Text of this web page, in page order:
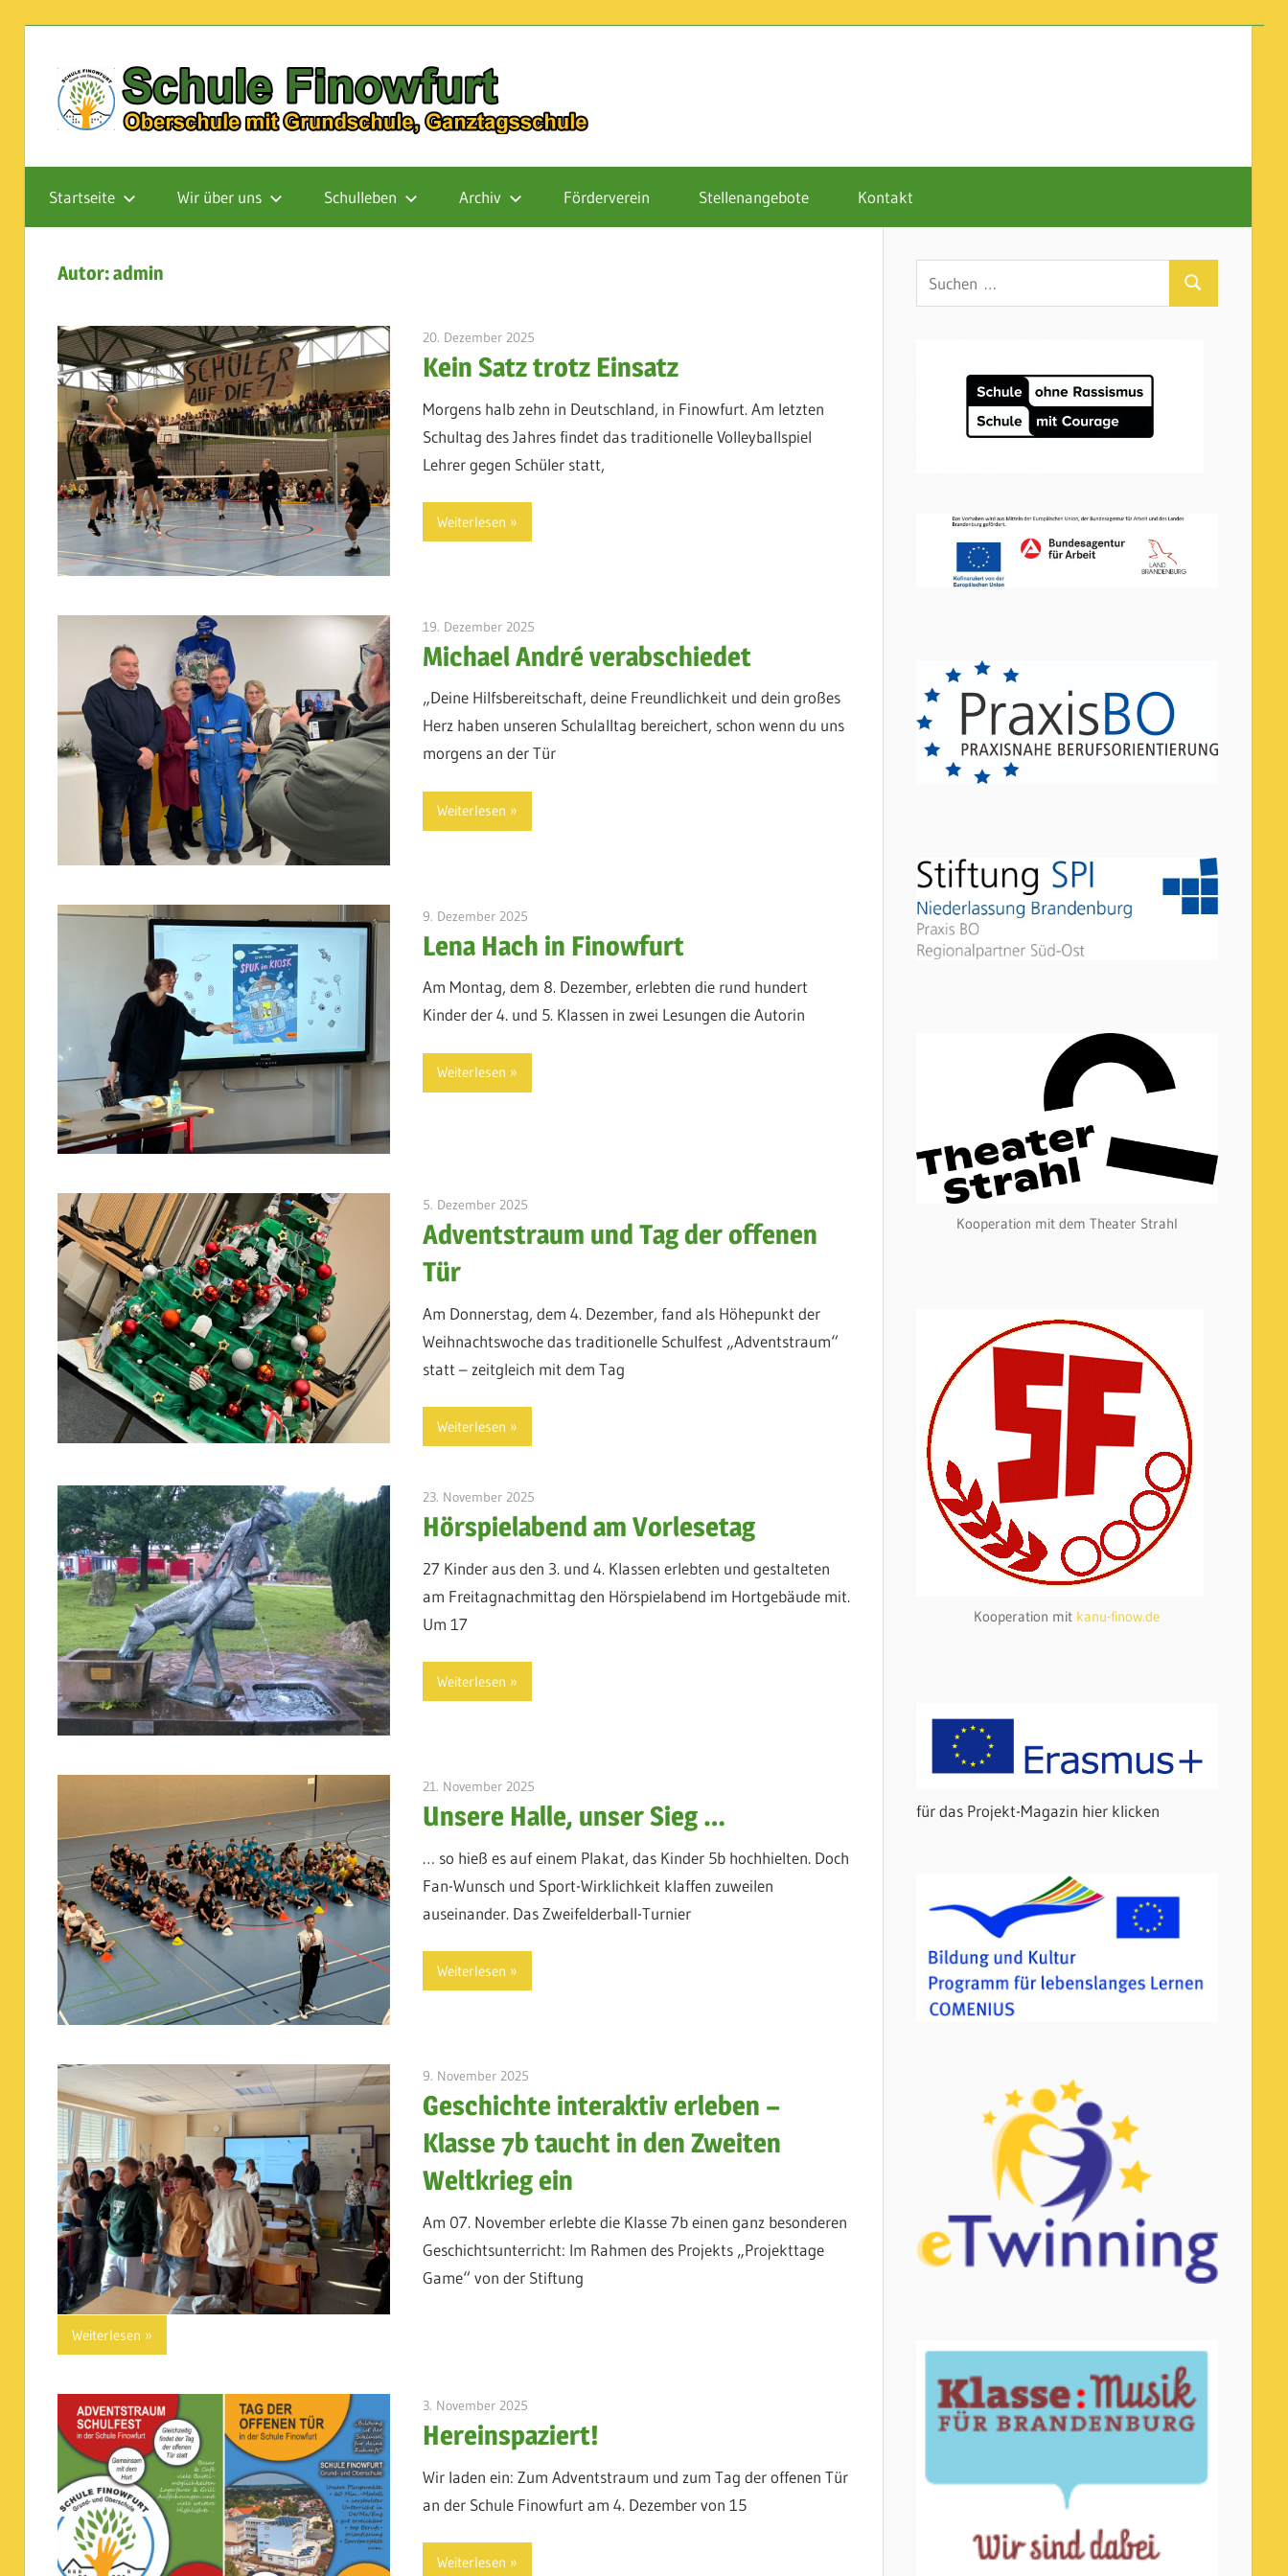
Inhalt
springen
Finowfurt
mit
Grundschule,
Ganztagsschule
Startseite Wir über uns Schulleben Archiv Förderverein Stellenangebote Kontakt
Autor:admin
20. Dezember 2025
Kein Satz trotz Einsatz
Morgens halb zehn in Deutschland, in Finowfurt. Am letzten
Schultag des Jahres findet das traditionelle Volleyballspiel
Lehrer gegen Schüler statt,
Weiterlesen
19. Dezember 2025
Michael André verabschiedet
„Deine Hilfsbereitschaft, deine Freundlichkeit und dein großes
Herz haben unseren Schulalltag bereichert, schon wenn du uns
morgens an der Tür
Weiterlesen
9. Dezember 2025
Lena Hach in Finowfurt
Am Montag, dem 8. Dezember, erlebten die rund hundert
Kinder der 4. und 5. Klassen in zwei Lesungen die Autorin
Weiterlesen
5. Dezember 2025
Adventstraum und Tag der offenen
Tür
Am Donnerstag, dem 4. Dezember, fand als Höhepunkt der
Weihnachtswoche das traditionelle Schulfest „Adventstraum“
statt – zeitgleich mit dem Tag
Weiterlesen
23. November 2025
Hörspielabend am Vorlesetag
27 Kinder aus den 3. und 4. Klassen erlebten und gestalteten
am Freitagnachmittag den Hörspielabend im Hortgebäude mit.
Um 17
Weiterlesen
21. November 2025
Unsere Halle, unser Sieg …
… so hieß es auf einem Plakat, das Kinder 5b hochhielten. Doch
Fan-Wunsch und Sport-Wirklichkeit klaffen zuweilen
auseinander. Das Zweifelderball-Turnier
Weiterlesen
9. November 2025
Geschichte interaktiv erleben –
Klasse 7b taucht in den Zweiten
Weltkrieg ein
Am 07. November erlebte die Klasse 7b einen ganz besonderen
Geschichtsunterricht: Im Rahmen des Projekts „Projekttage
Game“ von der Stiftung
Weiterlesen
3. November 2025
Hereinspaziert!
Wir laden ein: Zum Adventstraum und zum Tag der offenen Tür
an der Schule Finowfurt am 4. Dezember von 15
Weiterlesen
Suchen
Kooperation mit dem Theater Strahl
Kooperation mit kanu-finow.de
für das Projekt-Magazin hier klicken